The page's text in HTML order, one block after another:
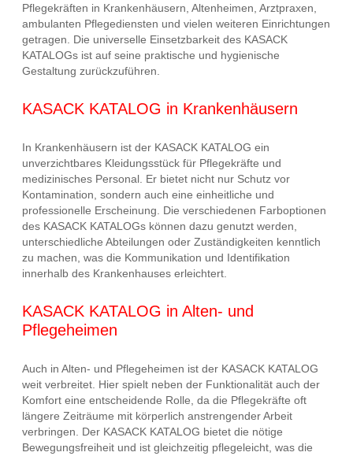
Pflegekräften in Krankenhäusern, Altenheimen, Arztpraxen,
ambulanten Pflegediensten und vielen weiteren Einrichtungen
getragen. Die universelle Einsetzbarkeit des KASACK
KATALOGs ist auf seine praktische und hygienische
Gestaltung zurückzuführen.
KASACK KATALOG in Krankenhäusern
In Krankenhäusern ist der KASACK KATALOG ein
unverzichtbares Kleidungsstück für Pflegekräfte und
medizinisches Personal. Er bietet nicht nur Schutz vor
Kontamination, sondern auch eine einheitliche und
professionelle Erscheinung. Die verschiedenen Farboptionen
des KASACK KATALOGs können dazu genutzt werden,
unterschiedliche Abteilungen oder Zuständigkeiten kenntlich
zu machen, was die Kommunikation und Identifikation
innerhalb des Krankenhauses erleichtert.
KASACK KATALOG in Alten- und
Pflegeheimen
Auch in Alten- und Pflegeheimen ist der KASACK KATALOG
weit verbreitet. Hier spielt neben der Funktionalität auch der
Komfort eine entscheidende Rolle, da die Pflegekräfte oft
längere Zeiträume mit körperlich anstrengender Arbeit
verbringen. Der KASACK KATALOG bietet die nötige
Bewegungsfreiheit und ist gleichzeitig pflegeleicht, was die